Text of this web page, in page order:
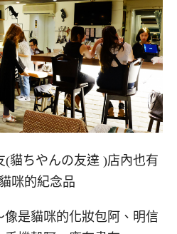
(貓ちやんの友達 )店內也有
咪的紀念品
是貓咪的化妝包阿、明信